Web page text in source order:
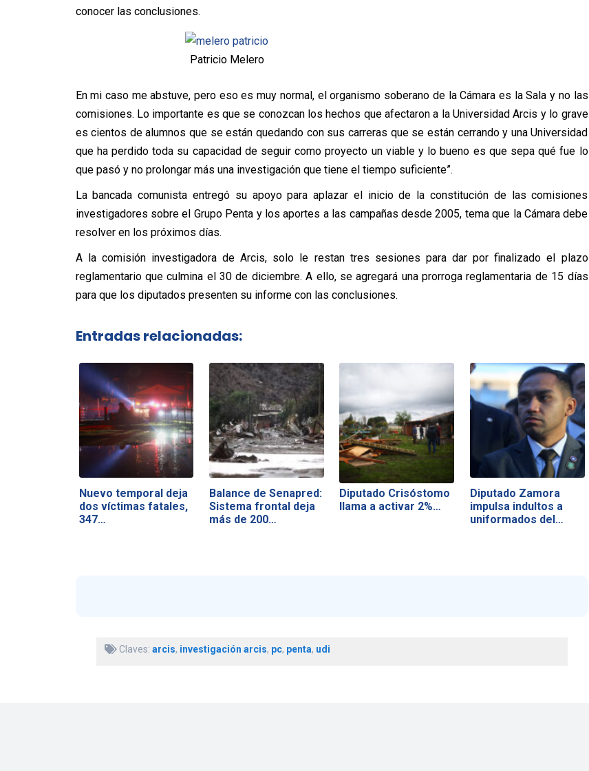
conocer las conclusiones.
Patricio Melero
En mi caso me abstuve, pero eso es muy normal, el organismo soberano de la Cámara es la Sala y no las
comisiones. Lo importante es que se conozcan los hechos que afectaron a la Universidad Arcis y lo grave
es cientos de alumnos que se están quedando con sus carreras que se están cerrando y una Universidad
que ha perdido toda su capacidad de seguir como proyecto un viable y lo bueno es que sepa qué fue lo
que pasó y no prolongar más una investigación que tiene el tiempo suficiente”.
La bancada comunista entregó su apoyo para aplazar el inicio de la constitución de las comisiones
investigadores sobre el Grupo Penta y los aportes a las campañas desde 2005, tema que la Cámara debe
resolver en los próximos días.
A la comisión investigadora de Arcis, solo le restan tres sesiones para dar por finalizado el plazo
reglamentario que culmina el 30 de diciembre. A ello, se agregará una prorroga reglamentaria de 15 días
para que los diputados presenten su informe con las conclusiones.
Entradas relacionadas:
Nuevo temporal deja
dos víctimas fatales,
347…
Balance de Senapred:
Sistema frontal deja
más de 200…
Diputado Crisóstomo
llama a activar 2%…
Diputado Zamora
impulsa indultos a
uniformados del…
Claves: arcis, investigación arcis, pc, penta, udi